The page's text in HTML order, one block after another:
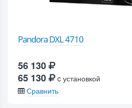
Pandora DXL 4710
56 130
65 130
c установкой
Сравнить